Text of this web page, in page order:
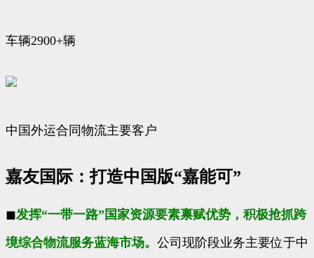
车辆2900+辆
中国外运合同物流主要客户
嘉友国际：打造中国版“嘉能可”
◼发挥“一带一路”国家资源要素禀赋优势，积极抢抓跨
境综合物流服务蓝海市场。 公司现阶段业务主要位于中